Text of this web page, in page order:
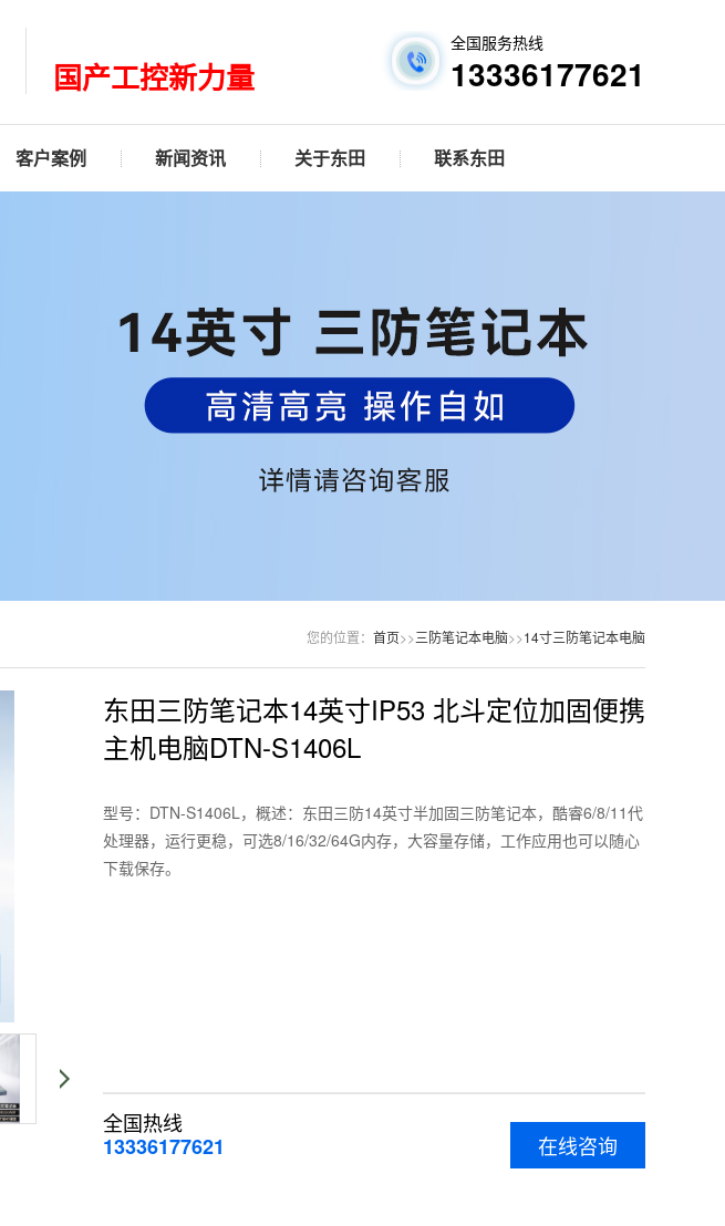
国产工控新力量
全国服务热线
13336177621
客户案例 新闻资讯 关于东田 联系东田
您的位置： 首页>>三防笔记本电脑>>14寸三防笔记本电脑
东田三防笔记本14英寸IP53 北斗定位加固便携
主机电脑DTN-S1406L
型号：DTN-S1406L，概述：东田三防14英寸半加固三防笔记本，酷睿6/8/11代
处理器，运行更稳，可选8/16/32/64G内存，大容量存储，工作应用也可以随心
下载保存。
在线咨询
全国热线
13336177621